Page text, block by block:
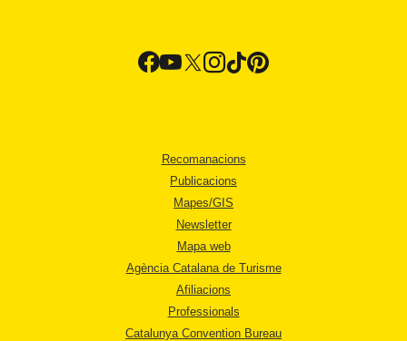
Recomanacions
Publicacions
Mapes/GIS
Newsletter
Mapa web
Agència Catalana de Turisme
Afiliacions
Professionals
Catalunya Convention Bureau